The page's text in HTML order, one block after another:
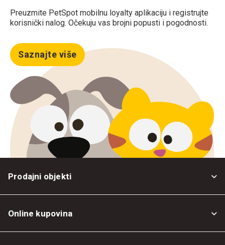
Preuzmite PetSpot mobilnu loyalty aplikaciju i registrujte
korisnički nalog. Očekuju vas brojni popusti i pogodnosti.
Saznajte više
Prodajni objekti
Online kupovina